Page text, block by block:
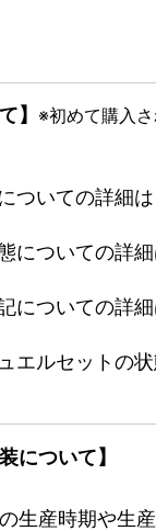
】 ※初めて購入
ついての詳細は
についての詳
についての詳
エルセットの
について】
生産時期や生